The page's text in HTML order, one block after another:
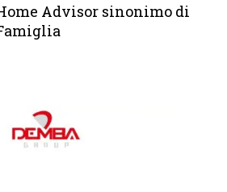
Advisor sinonimo di